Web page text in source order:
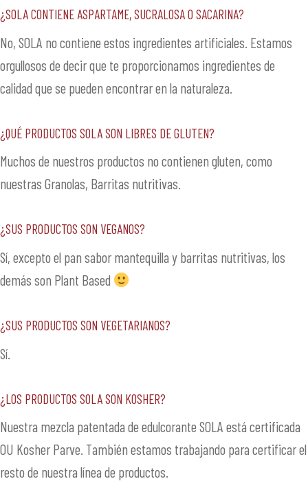
¿SOLA contiene Aspartame, Sucralosa o Sacarina?
No, SOLA no contiene estos ingredientes artificiales. Estamos
orgullosos de decir que te proporcionamos ingredientes de
calidad que se pueden encontrar en la naturaleza.
¿Qué productos SOLA son libres de gluten?
Muchos de nuestros productos no contienen gluten, como
nuestras Granolas, Barritas nutritivas.
¿Sus productos son veganos?
Sí, excepto el pan sabor mantequilla y barritas nutritivas, los
demás son Plant Based
¿Sus productos son vegetarianos?
Sí.
¿Los productos SOLA son Kosher?
Nuestra mezcla patentada de edulcorante SOLA está certificada
OU Kosher Parve. También estamos trabajando para certificar el
resto de nuestra línea de productos.